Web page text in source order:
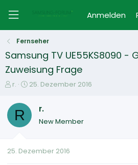
Anmelden
Fernseher
Samsung TV UE55KS8090 -
Zuweisung Frage
E
s
e
e
r.
E
e
t
25. Dezember 2016
R r.
New Member
25. Dezember 2016